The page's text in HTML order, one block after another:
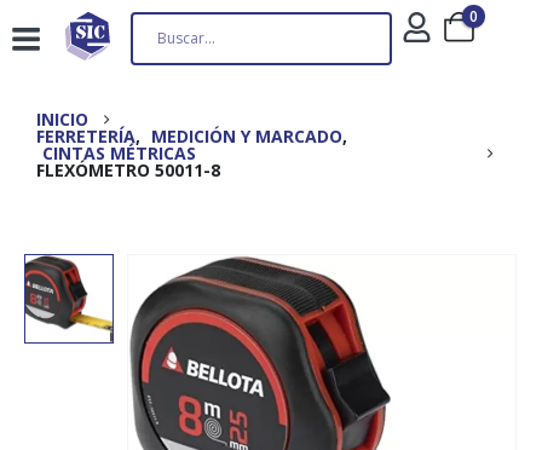
0
INICIO
FERRETERÍA, MEDICIÓN Y MARCADO,
CINTAS MÉTRICAS
FLEXÓMETRO 50011-8